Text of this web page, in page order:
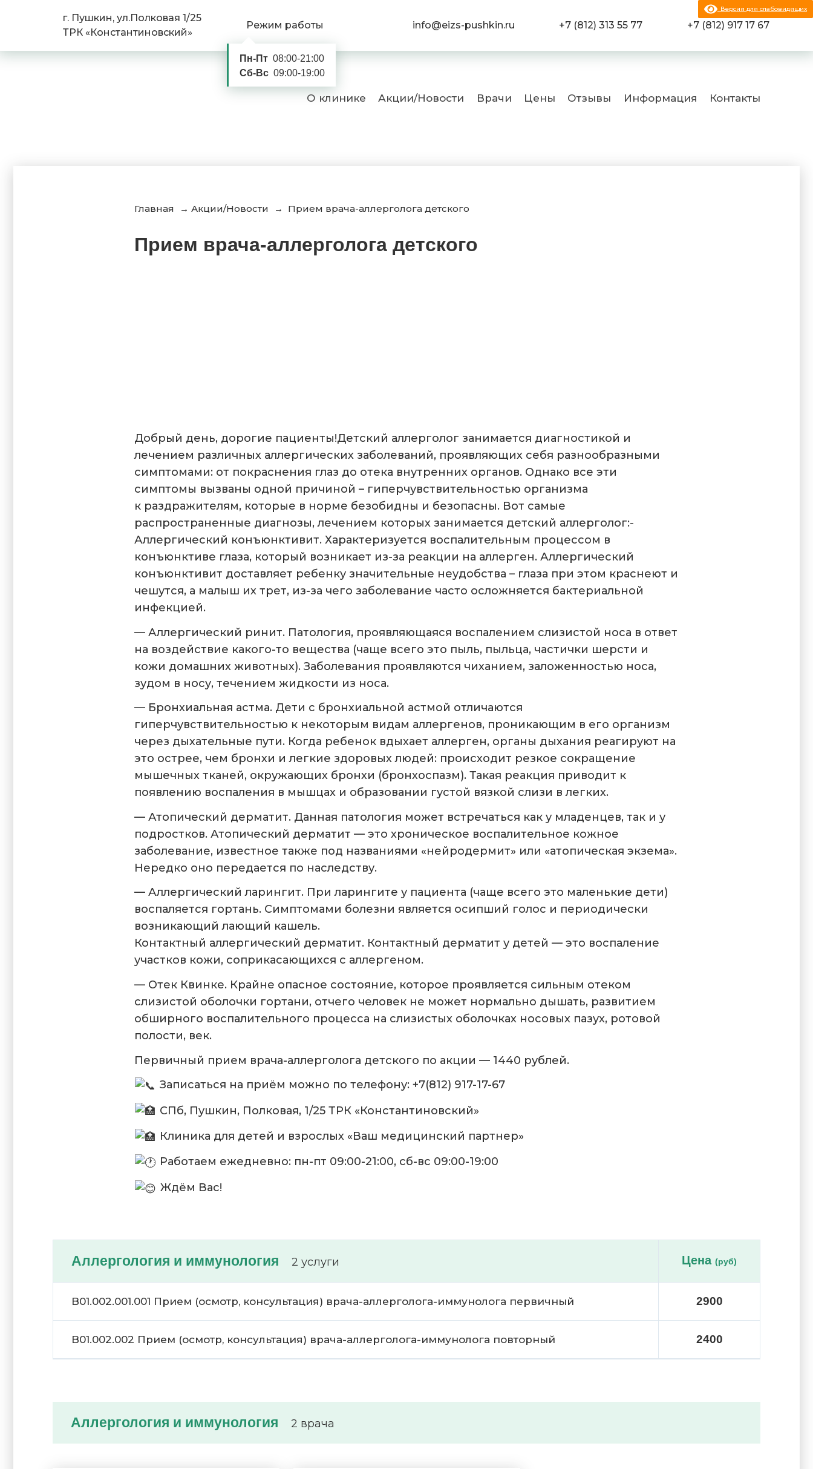
г. Пушкин, ул.Полковая 1/25
ТРК «Константиновский»
Режим работы
Пн-Пт 08:00-21:00
Сб-Вс09:00-19:00
info@eizs-pushkin.ru +7 (812) 313 55 77 +7 (812) 917 17 67
О клинике Акции/Новости Врачи Цены Отзывы Информация Контакты
Главная → Акции/Новости → Прием врача-аллерголога детского
Прием врача-аллерголога детского
Добрый день, дорогие пациенты!Детский аллерголог занимается диагностикой и
лечением различных аллергических заболеваний, проявляющих себя разнообразными
симптомами: от покраснения глаз до отека внутренних органов. Однако все эти
симптомы вызваны одной причиной – гиперчувствительностью организма
к раздражителям, которые в норме безобидны и безопасны. Вот самые
распространенные диагнозы, лечением которых занимается детский аллерголог:-
Аллергический конъюнктивит. Характеризуется воспалительным процессом в
конъюнктиве глаза, который возникает из-за реакции на аллерген. Аллергический
конъюнктивит доставляет ребенку значительные неудобства – глаза при этом краснеют и
чешутся, а малыш их трет, из-за чего заболевание часто осложняется бактериальной
инфекцией.
— Аллергический ринит. Патология, проявляющаяся воспалением слизистой носа в ответ
на воздействие какого-то вещества (чаще всего это пыль, пыльца, частички шерсти и
кожи домашних животных). Заболевания проявляются чиханием, заложенностью носа,
зудом в носу, течением жидкости из носа.
— Бронхиальная астма. Дети с бронхиальной астмой отличаются
гиперчувствительностью к некоторым видам аллергенов, проникающим в его организм
через дыхательные пути. Когда ребенок вдыхает аллерген, органы дыхания реагируют на
это острее, чем бронхи и легкие здоровых людей: происходит резкое сокращение
мышечных тканей, окружающих бронхи (бронхоспазм). Такая реакция приводит к
появлению воспаления в мышцах и образовании густой вязкой слизи в легких.
— Атопический дерматит. Данная патология может встречаться как у младенцев, так и у
подростков. Атопический дерматит — это хроническое воспалительное кожное
заболевание, известное также под названиями «нейродермит» или «атопическая экзема».
Нередко оно передается по наследству.
— Аллергический ларингит. При ларингите у пациента (чаще всего это маленькие дети)
воспаляется гортань. Симптомами болезни является осипший голос и периодически
возникающий лающий кашель.
Контактный аллергический дерматит. Контактный дерматит у детей — это воспаление
участков кожи, соприкасающихся с аллергеном.
— Отек Квинке. Крайне опасное состояние, которое проявляется сильным отеком
слизистой оболочки гортани, отчего человек не может нормально дышать, развитием
обширного воспалительного процесса на слизистых оболочках носовых пазух, ротовой
полости, век.
Первичный прием врача-аллерголога детского по акции — 1440 рублей.
Записаться на приём можно по телефону: +7(812) 917-17-67
СПб, Пушкин, Полковая, 1/25 ТРК «Константиновский»
Клиника для детей и взрослых «Ваш медицинский партнер»
Работаем ежедневно: пн-пт 09:00-21:00, сб-вс 09:00-19:00
Ждём Вас!
Аллергология и иммунология 2 услуги Цена(руб)
B01.002.001.001 Прием (осмотр, консультация) врача-аллерголога-иммунолога первичный 2900
B01.002.002 Прием (осмотр, консультация) врача-аллерголога-иммунолога повторный 2400
Аллергология и иммунология 2 врача
Версия для слабовидящих